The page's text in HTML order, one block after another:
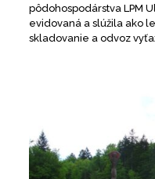
pôdohospodárstva LPM
evidovaná a slúžila ako
skladovanie a odvoz